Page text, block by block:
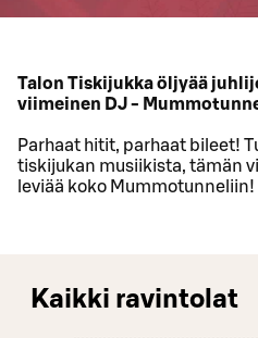
Talon Tiskijukka öljyää
viimeinen DJ -
Parhaat hitit, parhaat bileet!
tiskijukan musiikista, tämän
leviää koko
Kaikki ravintolat